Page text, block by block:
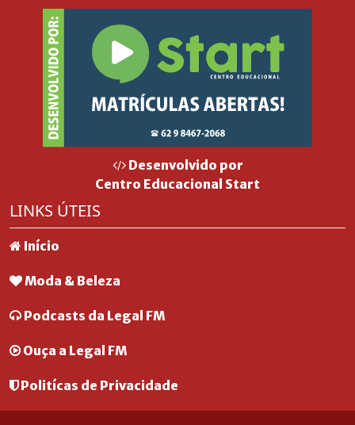
Desenvolvido por
Centro Educacional Start
LINKS ÚTEIS
Início
Moda & Beleza
Podcasts da Legal FM
Ouça a Legal FM
Politícas de Privacidade